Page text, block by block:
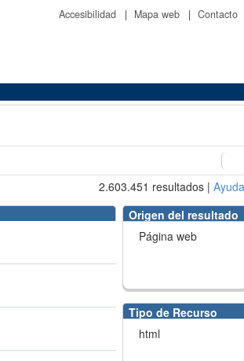
Accesibilidad | Mapa web | Contacto
2.603.451 resultados | Ayuda
Origen del resultado
Página web
Tipo de Recurso
html